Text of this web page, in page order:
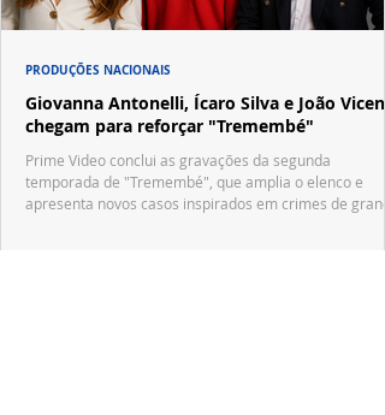
Giovanna Antonelli, Ícaro Silva e João
chegam para reforçar "Tremembé"
Prime Video conclui as gravações da segunda
temporada de "Tremembé", que amplia o elenco e
apresenta novos casos inspirados em crimes de
PRODUÇÕES NACIONAIS